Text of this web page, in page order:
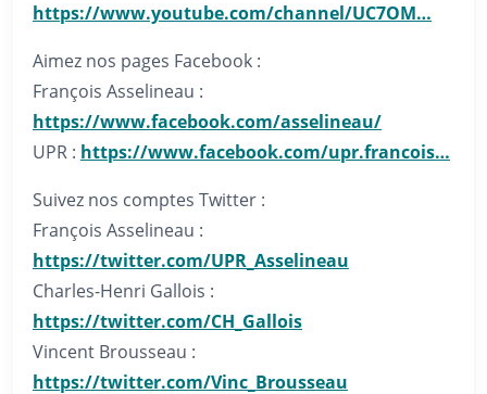
https://www.youtube.com/channel/UC7OM…
Aimez nos pages Facebook :
François Asselineau :
https://www.facebook.com/asselineau/
UPR : https://www.facebook.com/upr.francois…
Suivez nos comptes Twitter :
François Asselineau :
https://twitter.com/UPR_Asselineau
Charles-Henri Gallois :
https://twitter.com/CH_Gallois
Vincent Brousseau :
https://twitter.com/Vinc_Brousseau